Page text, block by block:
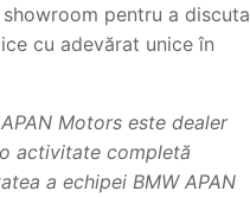
pentru a discuta
cu adevărat unice în
Motors este dealer
activitate completă
a echipei BMW APAN